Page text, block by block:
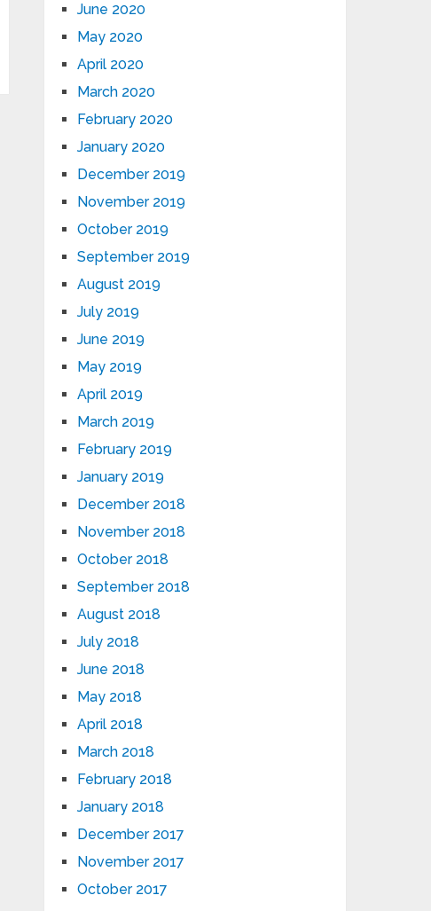
June 2020
May 2020
April 2020
March 2020
February 2020
January 2020
December 2019
November 2019
October 2019
September 2019
August 2019
July 2019
June 2019
May 2019
April 2019
March 2019
February 2019
January 2019
December 2018
November 2018
October 2018
September 2018
August 2018
July 2018
June 2018
May 2018
April 2018
March 2018
February 2018
January 2018
December 2017
November 2017
October 2017